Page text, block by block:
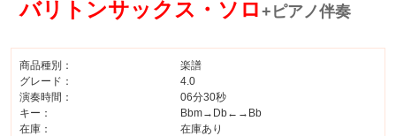
バリトンサックス・ソロ+ピアノ伴奏
商品種別：
楽譜
グレード：
4.0
演奏時間：
06分30秒
キー：
Bbm→Db←→Bb
在庫：
在庫あり